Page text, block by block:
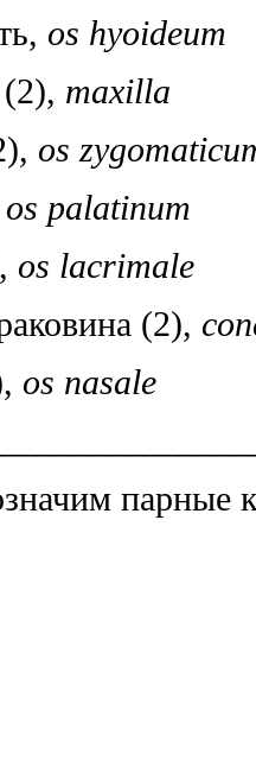
os hyoideum
maxilla
os
os palatinum
os lacrimale
(2),
os nasale
парные